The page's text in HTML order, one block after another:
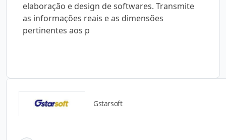
elaboração e design de softwares. Transmite
as informações reais e as dimensões
pertinentes aos p
Gstarsoft
Detalhes do produto